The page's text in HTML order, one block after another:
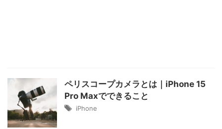
ペリスコープカメラとは｜iPhone 15
Pro Maxでできること
iPhone